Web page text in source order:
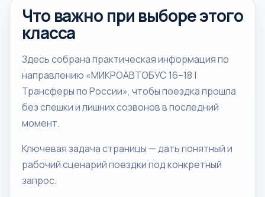
Что важно при выборе этого
класса
Здесь собрана практическая информация по
направлению «МИКРОАВТОБУС 16–18 |
Трансферы по России», чтобы поездка прошла
без спешки и лишних созвонов в последний
момент.
Ключевая задача страницы — дать понятный и
рабочий сценарий поездки под конкретный
запрос.